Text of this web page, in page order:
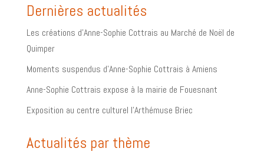
Dernières actualités
Les créations d’Anne-Sophie Cottrais au Marché de Noël de
Quimper
Moments suspendus d’Anne-Sophie Cottrais à Amiens
Anne-Sophie Cottrais expose à la mairie de Fouesnant
Exposition au centre culturel l’Arthémuse Briec
Actualités par thème